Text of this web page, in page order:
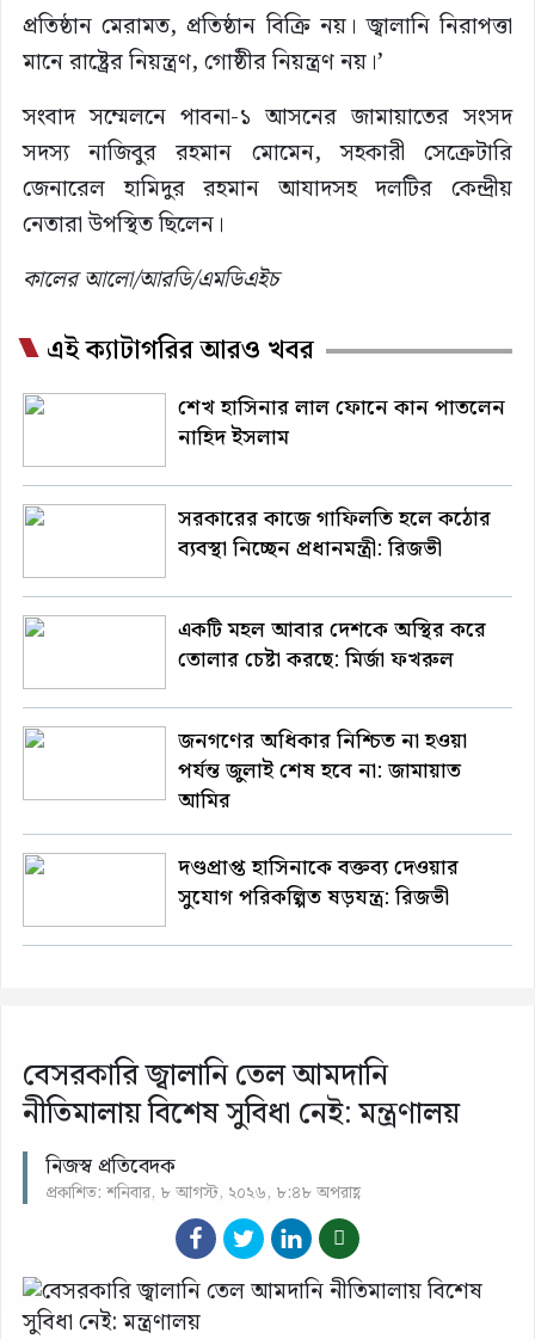
প্রতিষ্ঠান মেরামত, প্রতিষ্ঠান বিক্রি নয়। জ্বালানি নিরাপত্তা
মানে রাষ্ট্রের নিয়ন্ত্রণ, গোষ্ঠীর নিয়ন্ত্রণ নয়।’
সংবাদ সম্মেলনে পাবনা-১ আসনের জামায়াতের সংসদ
সদস্য নাজিবুর রহমান মোমেন, সহকারী সেক্রেটারি
জেনারেল হামিদুর রহমান আযাদসহ দলটির কেন্দ্রীয়
নেতারা উপস্থিত ছিলেন।
কালের আলো/আরডি/এমডিএইচ
এই ক্যাটাগরির আরও খবর
শেখ হাসিনার লাল ফোনে কান পাতলেন
নাহিদ ইসলাম
সরকারের কাজে গাফিলতি হলে কঠোর
ব্যবস্থা নিচ্ছেন প্রধানমন্ত্রী: রিজভী
একটি মহল আবার দেশকে অস্থির করে
তোলার চেষ্টা করছে: মির্জা ফখরুল
জনগণের অধিকার নিশ্চিত না হওয়া
পর্যন্ত জুলাই শেষ হবে না: জামায়াত
আমির
দণ্ডপ্রাপ্ত হাসিনাকে বক্তব্য দেওয়ার
সুযোগ পরিকল্পিত ষড়যন্ত্র: রিজভী
বেসরকারি জ্বালানি তেল আমদানি
নীতিমালায় বিশেষ সুবিধা নেই: মন্ত্রণালয়
নিজস্ব প্রতিবেদক
প্রকাশিত: শনিবার, ৮ আগস্ট, ২০২৬, ৮:৪৮ অপরাহ্ণ